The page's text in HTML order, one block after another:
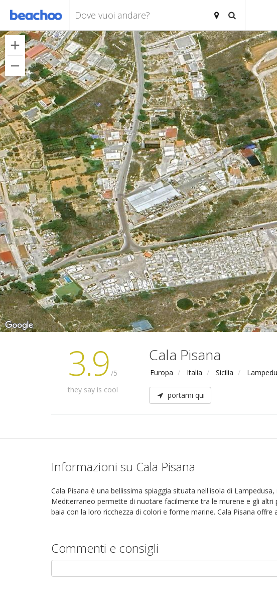
Cala Pisana
Europa Italia Sicilia
portami qui
3.9 /5
they say is cool
Informazioni su Cala Pisana
Cala Pisana è una bellissima spiaggia situata nell'isola di
Mediterraneo permette di nuotare facilmente tra le murene e gli
baia con la loro ricchezza di colori e forme marine. Cala Pisana
Commenti e consigli